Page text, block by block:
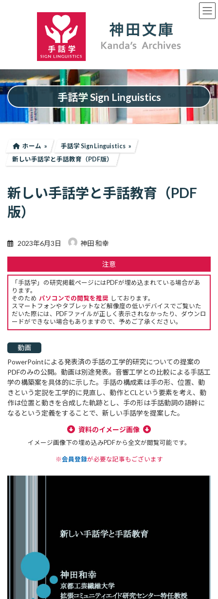
ッ
プ
移
動
手話学 Sign Linguistics
ホーム
手話学 Sign Linguistics
新しい手話学と手話教育（PDF版）
新しい手話学と手話教育（PDF
版）
2023年6月3日 神田 和幸
注意
「手話学」の研究掲載ページにはPDFが埋め込まれている場合があ
ります。
そのため パソコンでの閲覧を推奨 しております。
スマートフォンやタブレットなど解像度の低いデバイスでご覧いた
だいた際には、PDFファイルが正しく表示されなかったり、ダウンロ
ードができない場合もありますので、予めご了承ください。
動画
PowerPointによる発表済の手話の工学的研究についての提案の
PDFのみの公開。動画は別途発表。音響工学との比較による手話工
学の構築案を具体的に示した。手話の構成素は手の形、位置、動
きという定説を工学的に見直し、動作とCLという要素を考え、動
作は位置と動きを合成した軌跡とし、手の形は手話動詞の語幹に
なるという定義をすることで、新しい手話学を提案した。
資料のイメージ画像
イメージ画像下の埋め込みPDFから全文が閲覧可能です。
※会員登録が必要な記事もございます